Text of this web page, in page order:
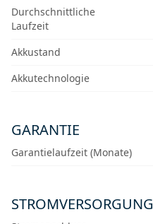
Durchschnittliche
Laufzeit
Akkustand
Akkutechnologie
GARANTIE
Garantielaufzeit (Monate)
STROMVERSORGUNG